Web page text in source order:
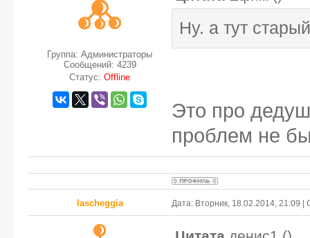
Группа: Администраторы
Сообщений: 4239
Статус: Offline
Ну. а тут
Это про
проблем не
lascheggia Дата: Вторник, 18.02.2014, 21:09